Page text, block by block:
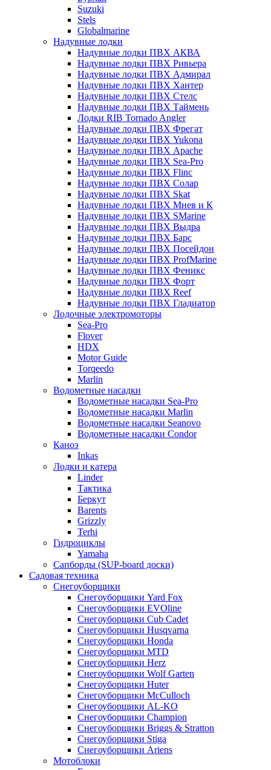
Suzuki
Stels
Globalmarine
Надувные лодки
Надувные лодки ПВХ АКВА
Надувные лодки ПВХ Ривьера
Надувные лодки ПВХ Адмирал
Надувные лодки ПВХ Хантер
Надувные лодки ПВХ Стелс
Надувные лодки ПВХ Таймень
Лодки RIB Tornado Angler
Надувные лодки ПВХ Фрегат
Надувные лодки ПВХ Yukona
Надувные лодки ПВХ Apache
Надувные лодки ПВХ Sea-Pro
Надувные лодки ПВХ Flinc
Надувные лодки ПВХ Солар
Надувные лодки ПВХ Skat
Надувные лодки ПВХ Мнев и К
Надувные лодки ПВХ SMarine
Надувные лодки ПВХ Выдра
Надувные лодки ПВХ Барс
Надувные лодки ПВХ Посейдон
Надувные лодки ПВХ ProfMarine
Надувные лодки ПВХ Феникс
Надувные лодки ПВХ Форт
Надувные лодки ПВХ Reef
Надувные лодки ПВХ Гладиатор
Лодочные электромоторы
Sea-Pro
Flover
HDX
Motor Guide
Torqeedo
Marlin
Водометные насадки
Водометные насадки Sea-Pro
Водометные насадки Marlin
Водометные насадки Seanovo
Водометные насадки Condor
Каноэ
Inkas
Лодки и катера
Linder
Тактика
Беркут
Barents
Grizzly
Terhi
Гидроциклы
Yamaha
Сапборды (SUP-board доски)
Садовая техника
Снегоуборщики
Снегоуборщики Yard Fox
Снегоуборщики EVOline
Снегоуборщики Cub Cadet
Снегоуборщики Husqvarna
Снегоуборщики Honda
Снегоуборщики MTD
Снегоуборщики Herz
Снегоуборщики Wolf Garten
Снегоуборщики Huter
Снегоуборщики McCulloch
Снегоуборщики AL-KO
Снегоуборщики Champion
Снегоуборщики Briggs & Stratton
Снегоуборщики Stiga
Снегоуборщики Ariens
Мотоблоки